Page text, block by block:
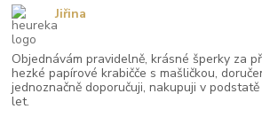
Objednávám pravidelně, krásné šperky za
hezké papírové krabičče s mašličkou,
jednoznačně doporučuji, nakupuji v
let.
Jiřina